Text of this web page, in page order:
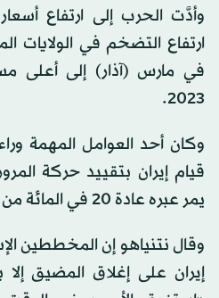
وأدَّت الحرب إلى ارتفاع
ارتفاع التضخم في
في مارس (⁠آذار) إلى أعلى
2023.
وكان أحد العوامل المهمة
قيام إيران بتقييد حركة
يمر عبره عادة 20 في المائة من النفط العالمي.
وقال نتنياهو إن المخططين
إيران على إغلاق المضيق